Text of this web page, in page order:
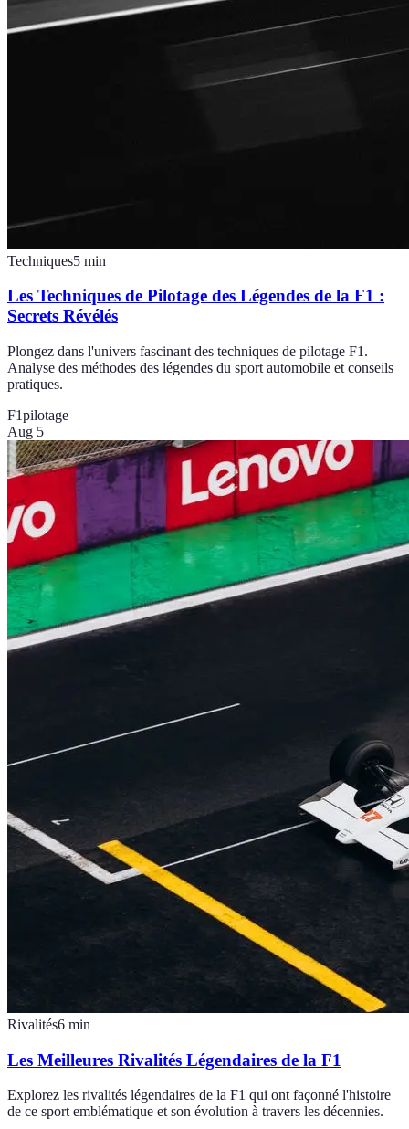
Techniques5 min
Les Techniques de Pilotage des Légendes de la F1 :
Secrets Révélés
Plongez dans l'univers fascinant des techniques de pilotage F1.
Analyse des méthodes des légendes du sport automobile et conseils
pratiques.
F1pilotage
Aug 5
Rivalités6 min
Les Meilleures Rivalités Légendaires de la F1
Explorez les rivalités légendaires de la F1 qui ont façonné l'histoire
de ce sport emblématique et son évolution à travers les décennies.